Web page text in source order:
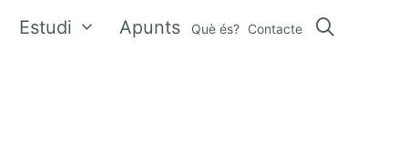
Estudi Apunts Què és? Contacte